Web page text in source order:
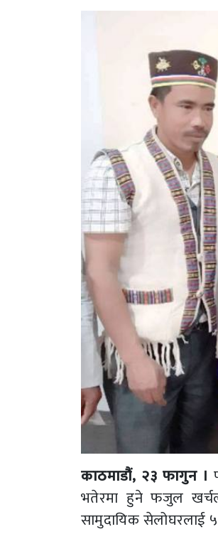
काठमाडौं, २३ फागुन ।
भतेरमा हुने फजुल
सामुदायिक सेलोघरलाई